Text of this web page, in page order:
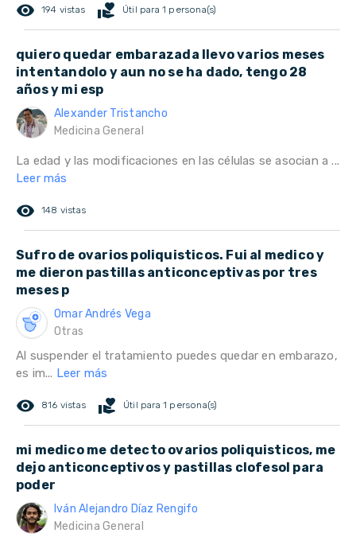
remove_red_eye 194 vistas volunteer_activism Útil para 1 persona(s)
quiero quedar embarazada llevo varios meses
intentandolo y aun no se ha dado, tengo 28
años y mi esp
Alexander Tristancho
Medicina General
La edad y las modificaciones en las células se asocian a ...
Leer más
remove_red_eye 148 vistas
Sufro de ovarios poliquisticos. Fui al medico y
me dieron pastillas anticonceptivas por tres
meses p
Omar Andrés Vega
Otras
Al suspender el tratamiento puedes quedar en embarazo,
es im... Leer más
remove_red_eye 816 vistas volunteer_activism Útil para 1 persona(s)
mi medico me detecto ovarios poliquisticos, me
dejo anticonceptivos y pastillas clofesol para
poder
Iván Alejandro Díaz Rengifo
Medicina General